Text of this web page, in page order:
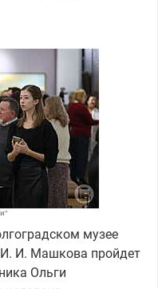
музее
И. И. Машкова пройдет
Ольги